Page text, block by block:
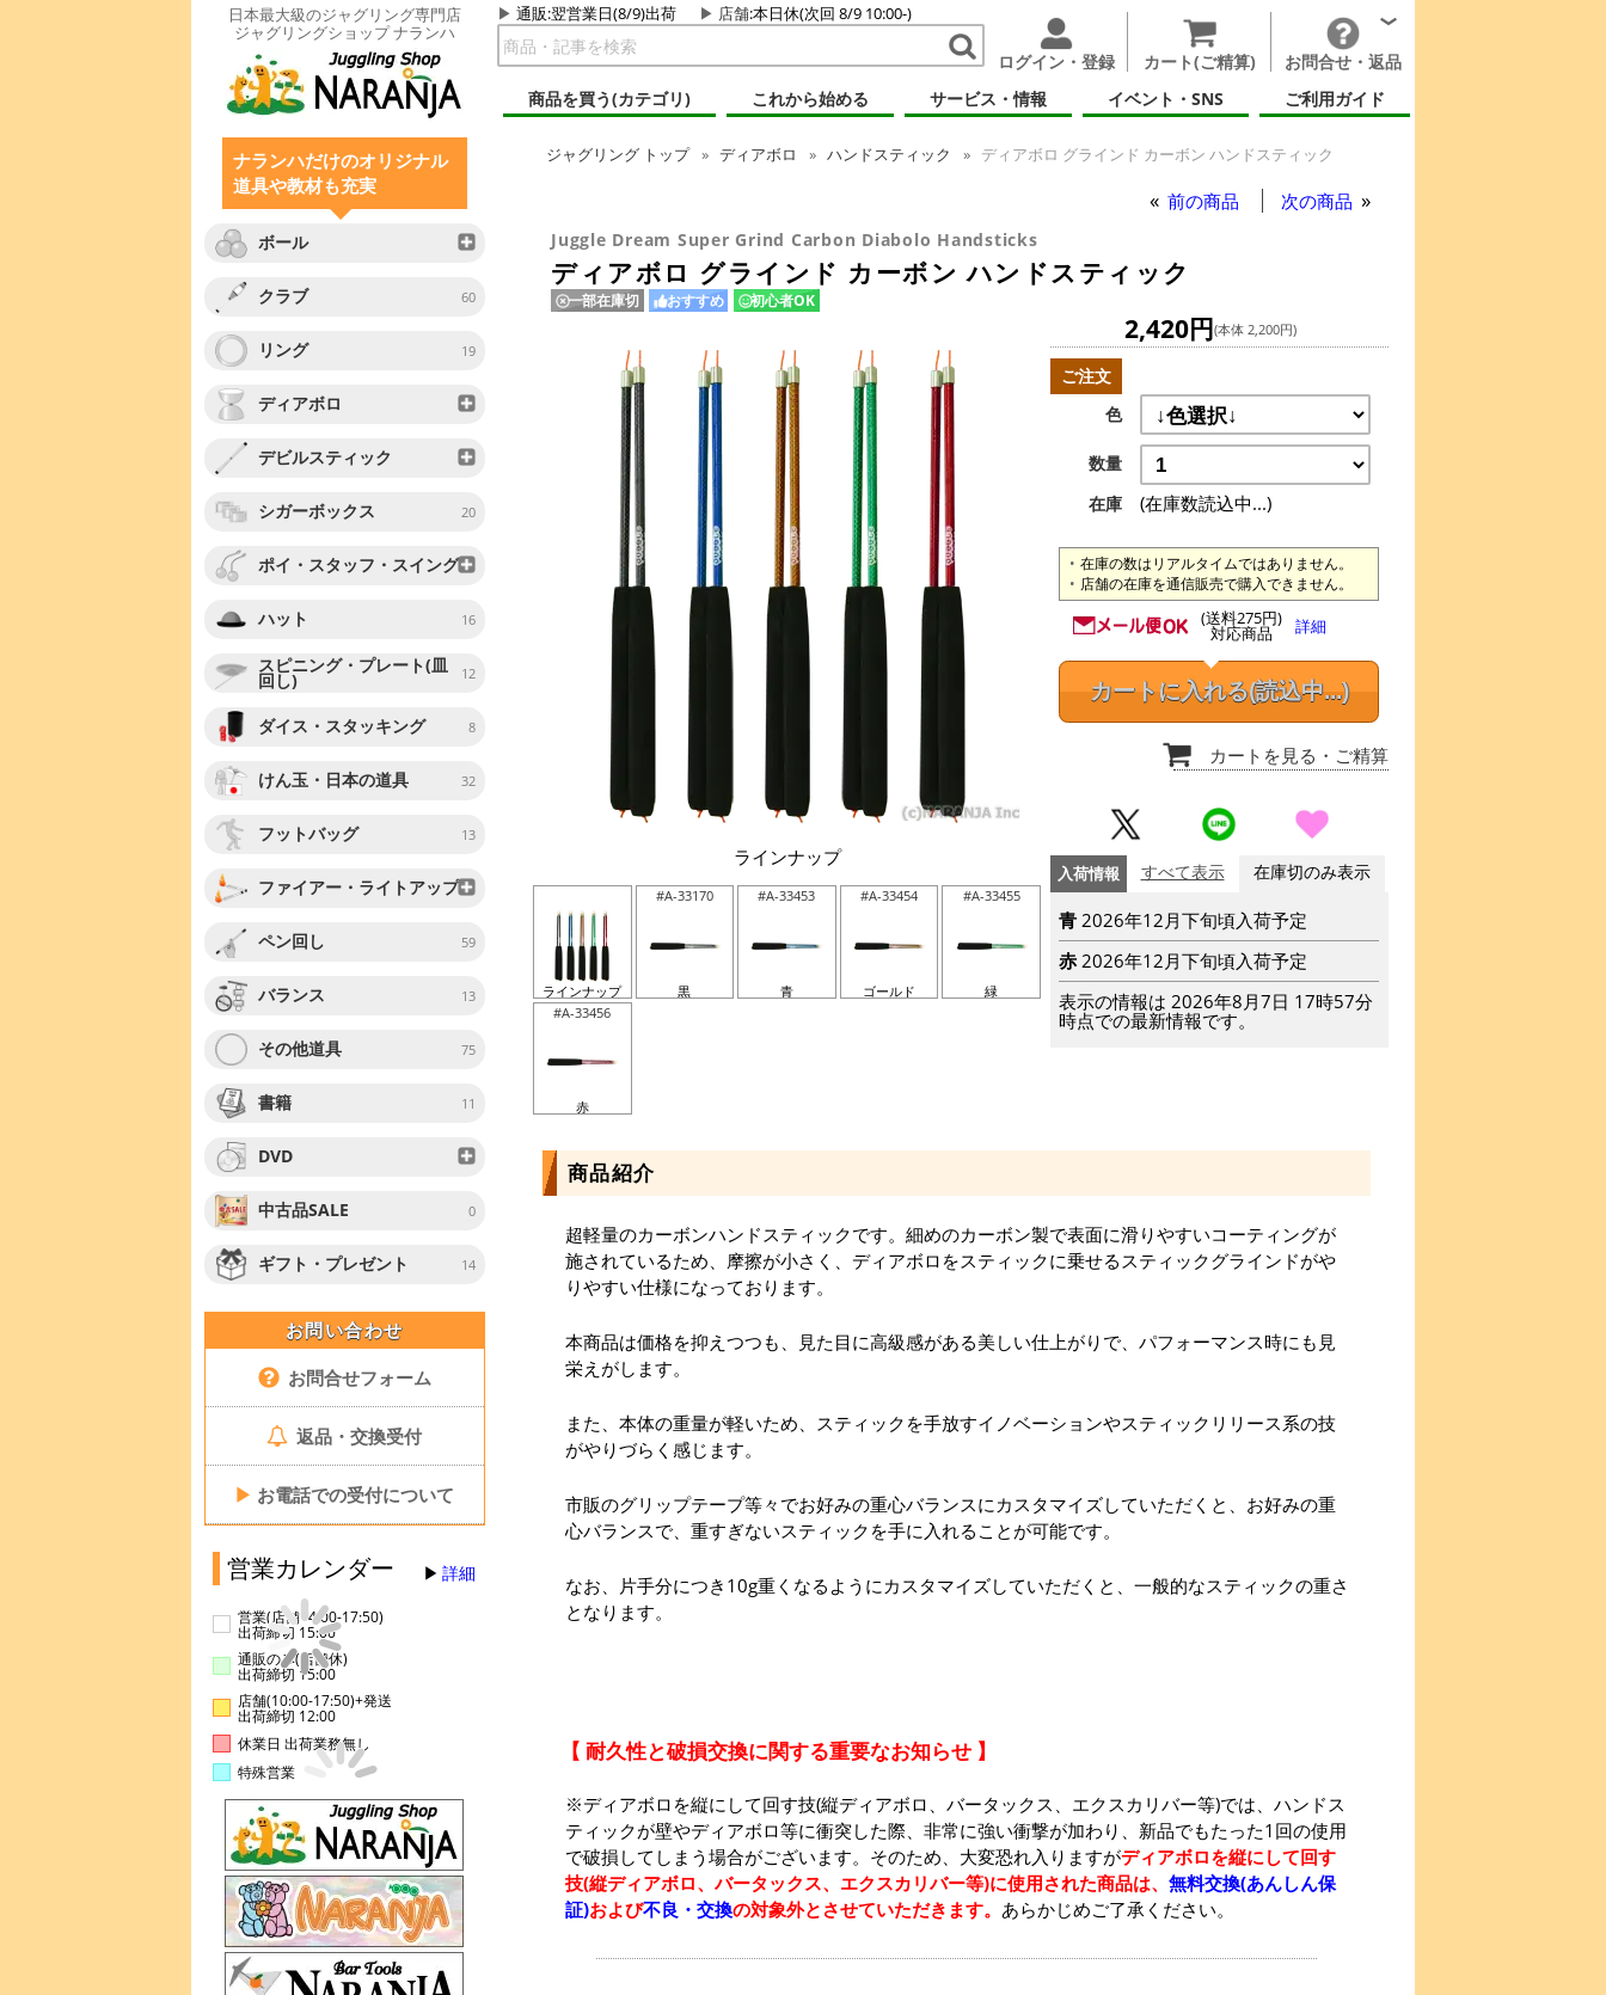
日本最大級のジャグリング専門店
ジャグリングショップ ナランハ
通販:翌営業日(8/9)出荷 店舗:本日休(次回 8/9 10:00-)
ログイン・登録 カート(ご精算)
お問合せ・返品
商品を買う(カテゴリ)
これから始める サービス・情報 イベント・SNS ご利用ガイド
ナランハだけのオリジナル
道具や教材も充実
ボール
クラブ 60
リング 19
ディアボロ
デビルスティック
シガーボックス 20
ポイ・スタッフ・スイング
ハット 16
スピニング・プレート(皿
回し) 12
ダイス・スタッキング 8
けん玉・日本の道具 32
フットバッグ 13
ファイアー・ライトアップ
ペン回し 59
バランス 13
その他道具 75
書籍 11
DVD
中古品SALE 0
ギフト・プレゼント 14
お問い合わせ
お問合せフォーム
返品・交換受付
▶ お電話での受付について
営業カレンダー 詳細
営業(店舗14:00-17:50)
出荷締切 15:00
通販のみ(店舗休)
出荷締切 15:00
店舗(10:00-17:50)+発送
出荷締切 12:00
休業日 出荷業務無し
特殊営業
ジャグリング トップ ディアボロ ハンドスティック ディアボロ グラインド カーボン ハンドスティック
前の商品 次の商品
Juggle Dream Super Grind Carbon Diabolo Handsticks
ディアボロ グラインド カーボン ハンドスティック
一部在庫切 おすすめ 初心者OK
ラインナップ
ラインナップ
#A-33170
黒
#A-33453
青
#A-33454
ゴールド
#A-33455
緑
#A-33456
赤
2,420円(本体 2,200円)
ご注文
色
数量
在庫
(在庫数読込中...)
在庫の数はリアルタイムではありません。
店舗の在庫を通信販売で購入できません。
(送料275円)
対応商品 詳細
カートに入れる(読込中...)
カートを見る ・ご精算
入荷情報 すべて表示 在庫切のみ表示
青 2026年12月下旬頃入荷予定
赤 2026年12月下旬頃入荷予定
表示の情報は 2026年8月7日 17時57分
時点での最新情報です。
商品紹介
超軽量のカーボンハンドスティックです。細めのカーボン製で表面に滑りやすいコーティングが
施されているため、摩擦が小さく、ディアボロをスティックに乗せるスティックグラインドがや
りやすい仕様になっております。
本商品は価格を抑えつつも、見た目に高級感がある美しい仕上がりで、パフォーマンス時にも見
栄えがします。
また、本体の重量が軽いため、スティックを手放すイノベーションやスティックリリース系の技
がやりづらく感じます。
市販のグリップテープ等々でお好みの重心バランスにカスタマイズしていただくと、お好みの重
心バランスで、重すぎないスティックを手に入れることが可能です。
なお、片手分につき10g重くなるようにカスタマイズしていただくと、一般的なスティックの重さ
となります。
【 耐久性と破損交換に関する重要なお知らせ 】
※ディアボロを縦にして回す技(縦ディアボロ、バータックス、エクスカリバー等)では、ハンドス
ティックが壁やディアボロ等に衝突した際、非常に強い衝撃が加わり、新品でもたった1回の使用
で破損してしまう場合がございます。そのため、大変恐れ入りますがディアボロを縦にして回す
技(縦ディアボロ、バータックス、エクスカリバー等)に使用された商品は、 無料交換(あんしん保
証)および不良・交換の対象外とさせていただきます。 あらかじめご了承ください。